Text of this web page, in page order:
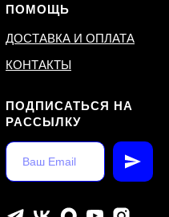
ПОМОЩЬ
ДОСТАВКА И ОПЛАТА
КОНТАКТЫ
ПОДПИСАТЬСЯ НА
РАССЫЛКУ